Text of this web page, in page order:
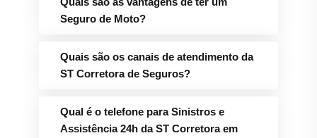
Seguro de Moto?
Quais são os canais de atendimento da
ST Corretora de Seguros?
Qual é o telefone para Sinistros e
Assistência 24h da ST Corretora em